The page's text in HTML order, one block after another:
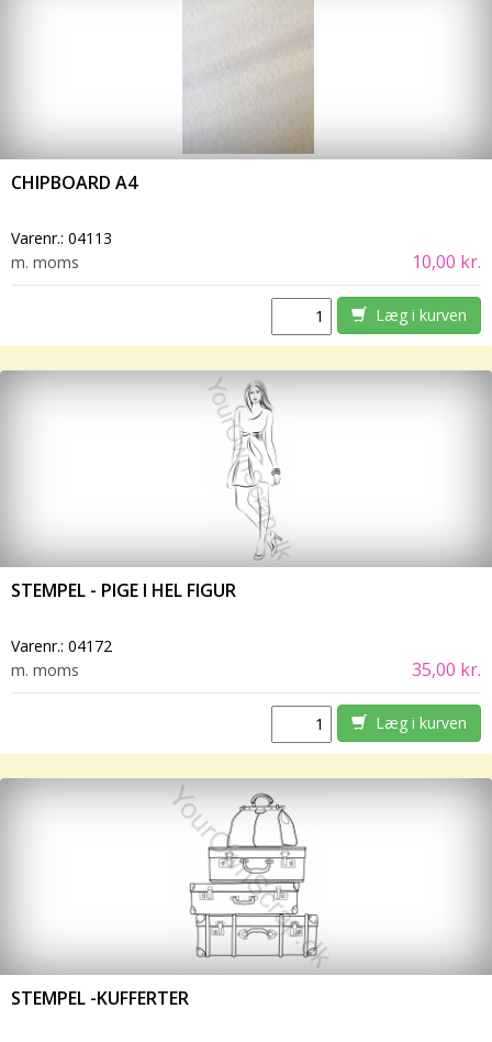
CHIPBOARD A4
Varenr.: 04113
m. moms
10,00 kr.
Læg i kurven
STEMPEL - PIGE I HEL FIGUR
Varenr.: 04172
m. moms
35,00 kr.
Læg i kurven
STEMPEL -KUFFERTER